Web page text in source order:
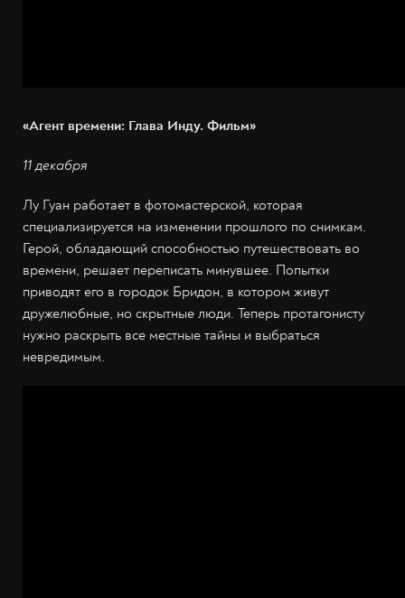
«Агент времени: Глава Инду. Фильм»
11 декабря
Лу Гуан работает в фотомастерской, которая
специализируется на изменении прошлого по снимкам.
Герой, обладающий способностью путешествовать во
времени, решает переписать минувшее. Попытки
приводят его в городок Бридон, в котором живут
дружелюбные, но скрытные люди. Теперь протагонисту
нужно раскрыть все местные тайны и выбраться
невредимым.